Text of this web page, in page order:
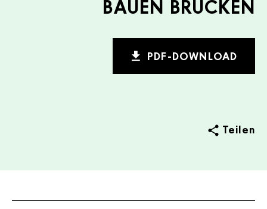
BAUEN BRÜCKEN
PDF-DOWNLOAD
Teilen